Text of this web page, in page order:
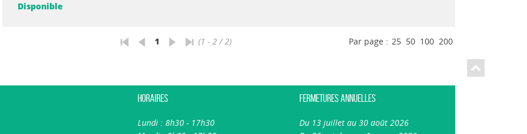
Disponible
1 (1 - 2 / 2) Par page : 25 50 100 200
Horaires
Lundi : 8h30 - 17h30
Fermetures annuelles
Du 13 juillet au 30 août 2026